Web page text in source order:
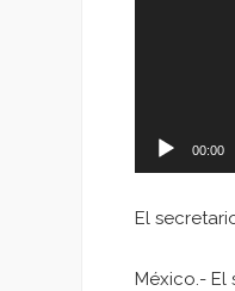
00:00
El
México.-